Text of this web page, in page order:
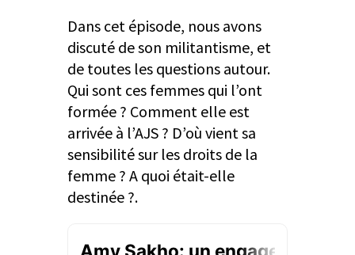
Dans cet épisode, nous avons
discuté de son militantisme, et
de toutes les questions autour.
Qui sont ces femmes qui l’ont
formée ? Comment elle est
arrivée à l’AJS ? D’où vient sa
sensibilité sur les droits de la
femme ? A quoi était-elle
destinée ?.